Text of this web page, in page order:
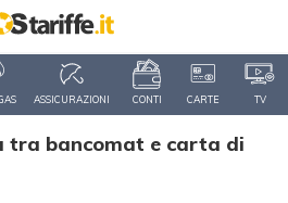
ASSICURAZIONI CONTI CARTE TV
tra bancomat e carta di